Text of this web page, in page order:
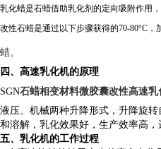
乳化蜡是石蜡借助乳化剂的定向吸附作用
改性石蜡是通过以下步骤获得的70-80°C，
蜡。
四、高速乳化机的原理
SGN石蜡相变材料微胶囊改性高速乳
液压、机械两种升降形式，升降旋
和溶解，乳化效果好，生产效率高
五、乳化机的工作过程